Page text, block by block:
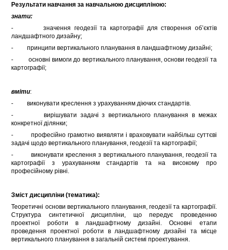
Результати навчання за навчальною дисципліною:
знати:
- значення геодезії та картографії для створення об’єктів
ландшафтного дизайну;
- принципи вертикального планування в ландшафтному дизайні;
- основні вимоги до вертикального планування, основи геодезії та
картографії;
вміти:
- виконувати креслення з урахуванням діючих стандартів.
- вирішувати задачі з вертикального планування в межах
конкретної ділянки;
- професійно грамотно виявляти і враховувати найбільш суттєві
задачі щодо вертикального планування, геодезії та картографії;
- виконувати креслення з вертикального планування, геодезії та
картографії з урахуванням стандартів та на високому про
професійному рівні.
Зміст дисципліни (тематика):
Теоретичні основи вертикального планування, геодезії та картографії.
Структура синтетичної дисципліни, що передує проведенню
проектної роботи в ландшафтному дизайні. Основні етапи
проведення проектної роботи в ландшафтному дизайні та місце
вертикального планування в загальній системі проектування.